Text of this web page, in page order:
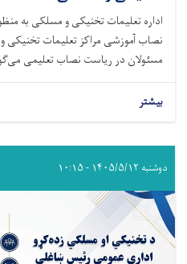
اداره تعلیمات تخنیکی و مسلکی به
نصاب آموزشی مراکز تعلیمات تخنیکی
مسئولان در ریاست نصاب تعلیمی
بیشتر
دوشنبه ۱۴۰۵/۵/۱۲ - ۱۰:۱۵